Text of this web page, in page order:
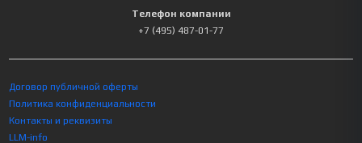
Телефон компании
+7 (495) 487-01-77
Договор публичной оферты
Политика конфиденциальности
Контакты и реквизиты
LLM-info